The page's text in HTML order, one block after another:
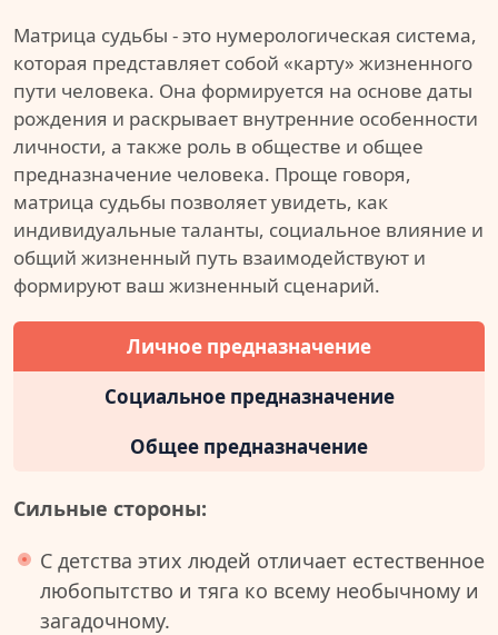
Матрица судьбы - это нумерологическая система,
которая представляет собой «карту» жизненного
пути человека. Она формируется на основе даты
рождения и раскрывает внутренние особенности
личности, а также роль в обществе и общее
предназначение человека. Проще говоря,
матрица судьбы позволяет увидеть, как
индивидуальные таланты, социальное влияние и
общий жизненный путь взаимодействуют и
формируют ваш жизненный сценарий.
Личное предназначение
Социальное предназначение
Общее предназначение
Сильные стороны:
С детства этих людей отличает естественное
любопытство и тяга ко всему необычному и
загадочному.